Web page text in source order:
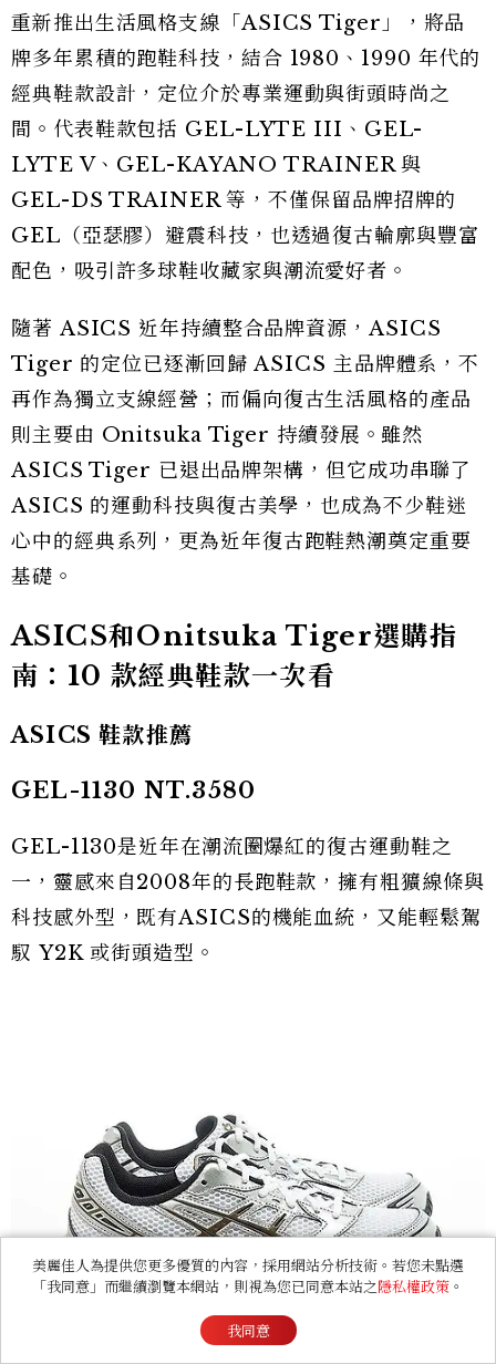
重新推出生活風格支線「ASICS Tiger」，將品
牌多年累積的跑鞋科技，結合 1980、1990 年代的
經典鞋款設計，定位介於專業運動與街頭時尚之
間。代表鞋款包括 GEL-LYTE III、GEL-
LYTE V、GEL-KAYANO TRAINER 與
GEL-DS TRAINER 等，不僅保留品牌招牌的
GEL（亞瑟膠）避震科技，也透過復古輪廓與豐富
配色，吸引許多球鞋收藏家與潮流愛好者。
隨著 ASICS 近年持續整合品牌資源，ASICS
Tiger 的定位已逐漸回歸 ASICS 主品牌體系，不
再作為獨立支線經營；而偏向復古生活風格的產品
則主要由 Onitsuka Tiger 持續發展。雖然
ASICS Tiger 已退出品牌架構，但它成功串聯了
ASICS 的運動科技與復古美學，也成為不少鞋迷
心中的經典系列，更為近年復古跑鞋熱潮奠定重要
基礎。
ASICS和Onitsuka Tiger選購指
南：10 款經典鞋款一次看
ASICS 鞋款推薦
GEL-1130 NT.3580
GEL-1130是近年在潮流圈爆紅的復古運動鞋之
一，靈感來自2008年的長跑鞋款，擁有粗獷線條與
科技感外型，既有ASICS的機能血統，又能輕鬆駕
馭 Y2K 或街頭造型。
美麗佳人為提供您更多優質的內容，採用網站分析技術。若您未點選
「我同意」而繼續瀏覽本網站，則視為您已同意本站之隱私權政策 。
我同意